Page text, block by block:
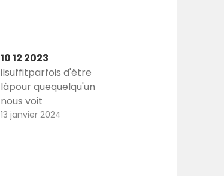
10 12 2023
ilsuffitparfois d'être
làpour quequelqu'un
nous voit
13 janvier 2024